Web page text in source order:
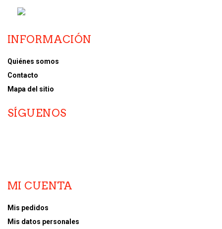
INFORMACIÓN
Quiénes somos
Contacto
Mapa del sitio
SÍGUENOS
MI CUENTA
Mis pedidos
Mis datos personales